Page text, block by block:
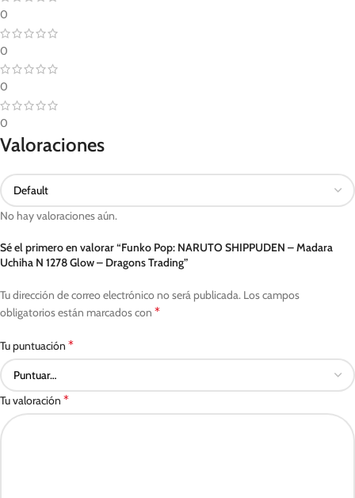
0
0
0
0
Valoraciones
No hay valoraciones aún.
Sé el primero en valorar “Funko Pop: NARUTO SHIPPUDEN – Madara
Uchiha N 1278 Glow – Dragons Trading”
Tu dirección de correo electrónico no será publicada. Los campos
obligatorios están marcados con *
Tu puntuación *
Tu valoración *